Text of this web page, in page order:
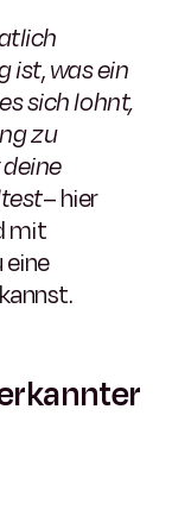
ist,was ein
sich lohnt,
zu
– hier
mit